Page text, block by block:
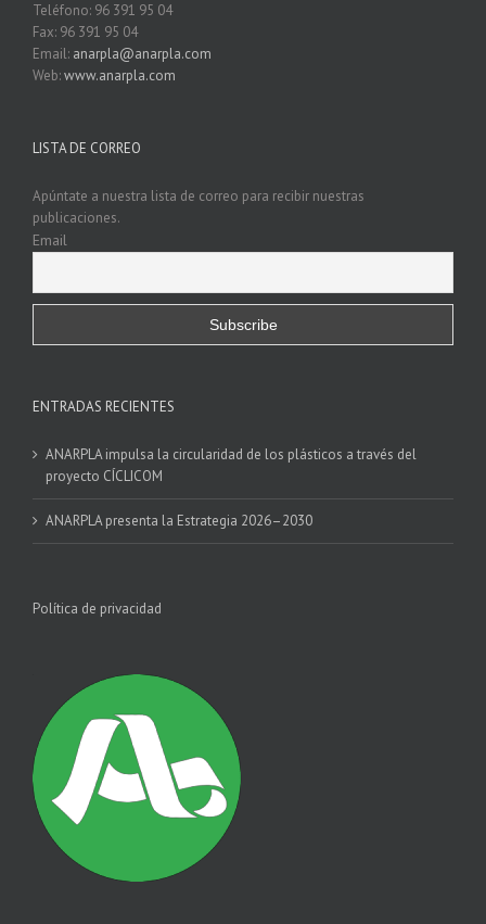
Teléfono: 96 391 95 04
Fax: 96 391 95 04
Email: anarpla@anarpla.com
Web:www.anarpla.com
LISTA DE CORREO
Apúntate a nuestra lista de correo para recibir nuestras
publicaciones.
Email
ENTRADAS RECIENTES
ANARPLA impulsa la circularidad de los plásticos a través del
proyecto CÍCLICOM
ANARPLA presenta la Estrategia 2026–2030
Política de privacidad